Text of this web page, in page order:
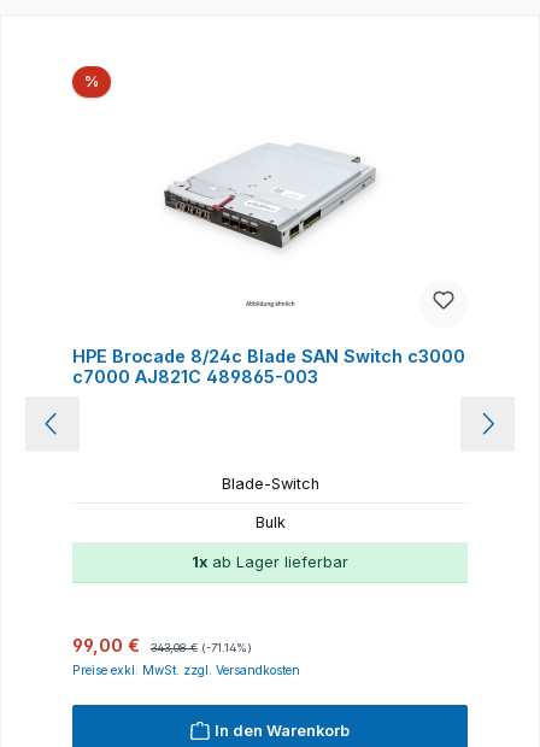
%Rabatt
HPE Brocade 8/24c Blade SAN Switch c3000
c7000 AJ821C 489865-003
Blade-Switch
Bulk
1x ab Lager lieferbar
Verkaufspreis:
99,00 € Regulärer Preis:
343,08 € (-71.14%)
Preise exkl. MwSt. zzgl. Versandkosten
In den Warenkorb